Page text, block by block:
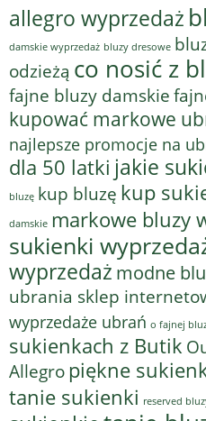
allegro wyprzedaż
damskie wyprzedaż bluzy dresowe
odzieżą co nosić z
fajne bluzy damskie
kupować markowe
najlepsze promocje na
dla 50 latki jakie
bluzę kup bluzę kup
damskie markowe bluzy
sukienki
wyprzedaż modne
ubrania sklep
wyprzedaże ubrań o fajnej
sukienkach z Butik
Allegropiękne
tanie sukienki reserved